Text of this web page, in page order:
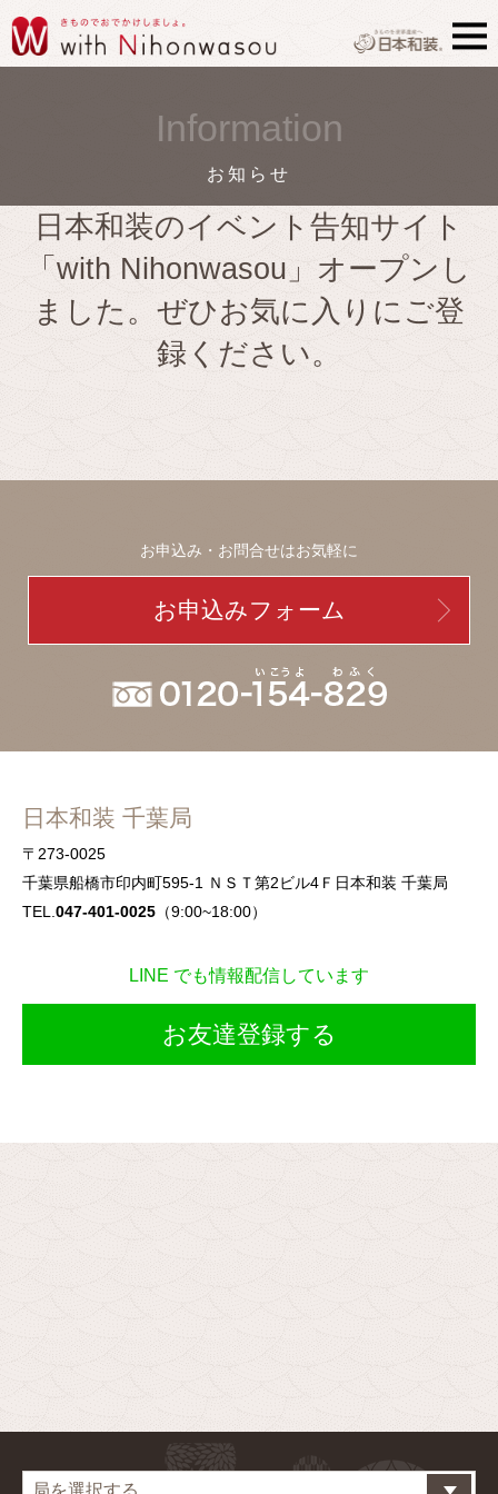
Information
お知らせ
日本和装のイベント告知サイト
「with Nihonwasou」オープンし
ました。ぜひお気に入りにご登
録ください。
お申込み・お問合せはお気軽に
お申込みフォーム
日本和装 千葉局
〒273-0025
千葉県船橋市印内町595-1 ＮＳＴ第2ビル4Ｆ日本和装 千葉局
TEL. 047-401-0025 （9:00~18:00）
LINE でも情報配信しています
お友達登録する